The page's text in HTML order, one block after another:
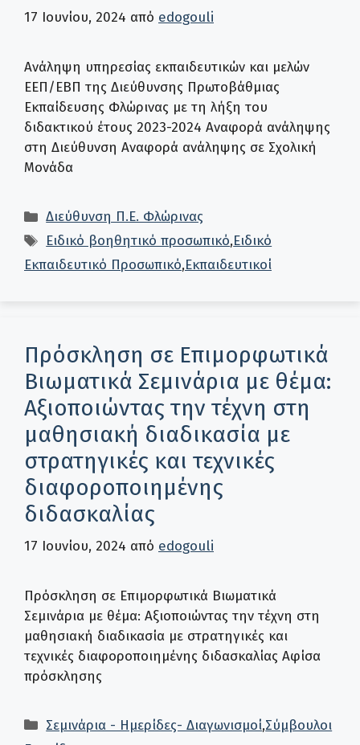
17 Ιουνίου, 2024 από edogouli
Ανάληψη υπηρεσίας εκπαιδευτικών και μελών
ΕΕΠ/ΕΒΠ της Διεύθυνσης Πρωτοβάθμιας
Εκπαίδευσης Φλώρινας με τη λήξη του
διδακτικού έτους 2023-2024 Αναφορά ανάληψης
στη Διεύθυνση Αναφορά ανάληψης σε Σχολική
Μονάδα
Κατηγορίες
Διεύθυνση Π.Ε. Φλώρινας
Ετικέτες
Ειδικό βοηθητικό προσωπικό,Ειδικό
Εκπαιδευτικό Προσωπικό,Εκπαιδευτικοί
Πρόσκληση σε Επιμορφωτικά
Βιωματικά Σεμινάρια με θέμα:
Αξιοποιώντας την τέχνη στη
μαθησιακή διαδικασία με
στρατηγικές και τεχνικές
διαφοροποιημένης
διδασκαλίας
17 Ιουνίου, 2024 από edogouli
Πρόσκληση σε Επιμορφωτικά Βιωματικά
Σεμινάρια με θέμα: Αξιοποιώντας την τέχνη στη
μαθησιακή διαδικασία με στρατηγικές και
τεχνικές διαφοροποιημένης διδασκαλίας Αφίσα
πρόσκλησης
Κατηγορίες
Σεμινάρια - Ημερίδες- Διαγωνισμοί,Σύμβουλοι